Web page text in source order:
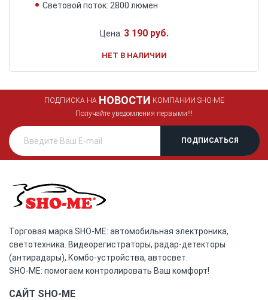
Световой поток: 2800 люмен
Цена: 3 190 руб.
НЕТ В НАЛИЧИИ
ПОДПИСКА НА НОВОСТИ КОМПАНИИ SHO-ME
Получайте уведомления первыми!!!
Торговая марка SHO-ME: автомобильная электроника,
светотехника. Видеорегистраторы, радар-детекторы
(антирадары), Комбо-устройства, автосвет.
SHO-ME: помогаем контролировать Ваш комфорт!
САЙТ SHO-ME